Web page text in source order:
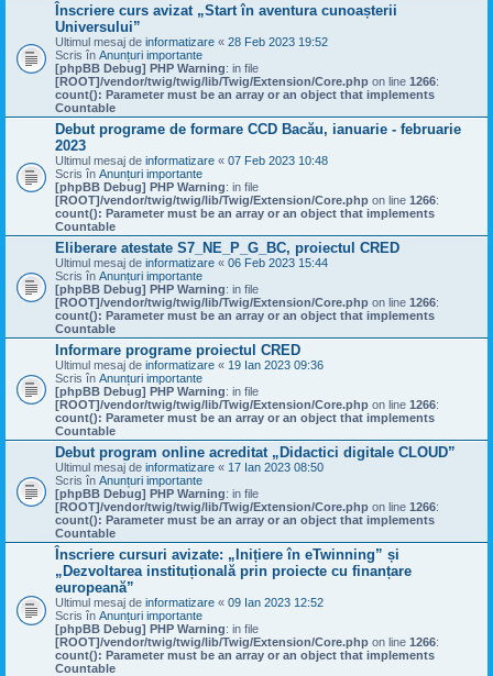
Înscriere curs avizat „Start în aventura cunoașterii
Universului”
Ultimul mesaj de informatizare « 28 Feb 2023 19:52
Scris în Anunțuri importante
[phpBB Debug] PHP Warning: in file
[ROOT]/vendor/twig/twig/lib/Twig/Extension/Core.php on line 1266:
count(): Parameter must be an array or an object that implements
Countable
Debut programe de formare CCD Bacău, ianuarie - februarie
2023
Ultimul mesaj de informatizare « 07 Feb 2023 10:48
Scris în Anunțuri importante
[phpBB Debug] PHP Warning: in file
[ROOT]/vendor/twig/twig/lib/Twig/Extension/Core.php on line 1266:
count(): Parameter must be an array or an object that implements
Countable
Eliberare atestate S7_NE_P_G_BC, proiectul CRED
Ultimul mesaj de informatizare « 06 Feb 2023 15:44
Scris în Anunțuri importante
[phpBB Debug] PHP Warning: in file
[ROOT]/vendor/twig/twig/lib/Twig/Extension/Core.php on line 1266:
count(): Parameter must be an array or an object that implements
Countable
Informare programe proiectul CRED
Ultimul mesaj de informatizare « 19 Ian 2023 09:36
Scris în Anunțuri importante
[phpBB Debug] PHP Warning: in file
[ROOT]/vendor/twig/twig/lib/Twig/Extension/Core.php on line 1266:
count(): Parameter must be an array or an object that implements
Countable
Debut program online acreditat „Didactici digitale CLOUD”
Ultimul mesaj de informatizare « 17 Ian 2023 08:50
Scris în Anunțuri importante
[phpBB Debug] PHP Warning: in file
[ROOT]/vendor/twig/twig/lib/Twig/Extension/Core.php on line 1266:
count(): Parameter must be an array or an object that implements
Countable
Înscriere cursuri avizate: „Inițiere în eTwinning” și
„Dezvoltarea instituțională prin proiecte cu finanțare
europeană”
Ultimul mesaj de informatizare « 09 Ian 2023 12:52
Scris în Anunțuri importante
[phpBB Debug] PHP Warning: in file
[ROOT]/vendor/twig/twig/lib/Twig/Extension/Core.php on line 1266:
count(): Parameter must be an array or an object that implements
Countable